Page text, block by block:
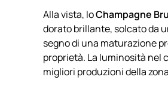
Alla vista, loChampagne
dorato brillante, solcato da
segno di una maturazione
proprietà. La luminosità nel
migliori produzioni della